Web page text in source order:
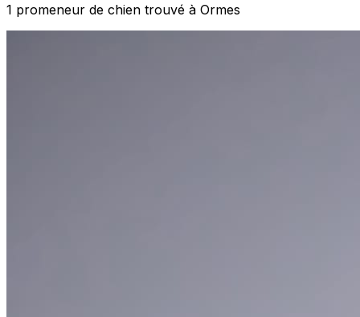
1 promeneur de chien trouvé à Ormes